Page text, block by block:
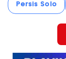
Persis Solo